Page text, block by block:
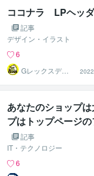
ココナラ LPヘッ
記事
デザイン・イラスト
6
Gレックスデザ
イン
あなたのショップ
プはトップページ
運を握る
記事
IT・テクノロジー
6